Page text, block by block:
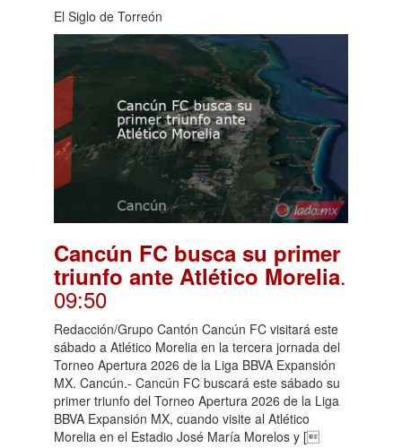
El Siglo de Torreón
Cancún FC busca su primer
triunfo ante Atlético Morelia.
09:50
Redacción/Grupo Cantón Cancún FC visitará este
sábado a Atlético Morelia en la tercera jornada del
Torneo Apertura 2026 de la Liga BBVA Expansión
MX. Cancún.- Cancún FC buscará este sábado su
primer triunfo del Torneo Apertura 2026 de la Liga
BBVA Expansión MX, cuando visite al Atlético
Morelia en el Estadio José María Morelos y [